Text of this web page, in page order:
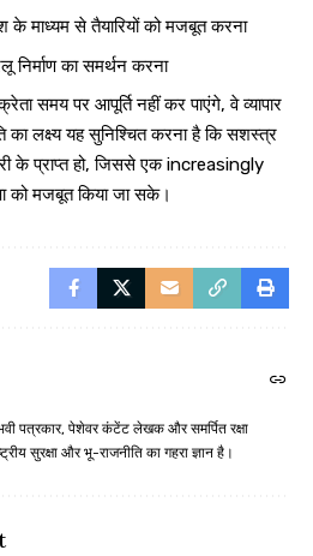
के माध्यम से तैयारियों को मजबूत करना
निर्माण का समर्थन करना
समय पर आपूर्ति नहीं कर पाएंगे, वे व्यापार
लक्ष्य यह सुनिश्चित करना है कि सशस्त्र
देरी के प्राप्त हो, जिससे एक increasingly
को मजबूत किया जा सके।
पत्रकार, पेशेवर कंटेंट लेखक और समर्पित रक्षा
सुरक्षा और भू-राजनीति का गहरा ज्ञान है।